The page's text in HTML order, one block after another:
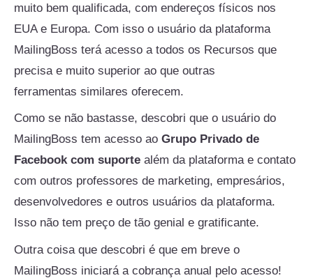
muito bem qualificada, com endereços físicos nos
EUA e Europa. Com isso o usuário da plataforma
MailingBoss terá acesso a todos os Recursos que
precisa e muito superior ao que outras
ferramentas similares oferecem.
Como se não bastasse, descobri que o usuário do
MailingBoss tem acesso ao Grupo Privado de
Facebook com suporte além da plataforma e contato
com outros professores de marketing, empresários,
desenvolvedores e outros usuários da plataforma.
Isso não tem preço de tão genial e gratificante.
Outra coisa que descobri é que em breve o
MailingBoss iniciará a cobrança anual pelo acesso!